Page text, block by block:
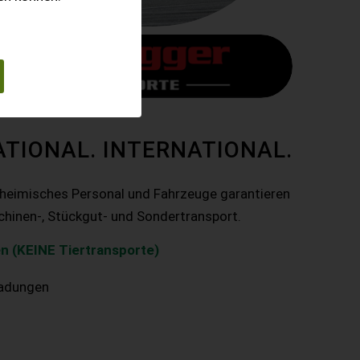
INTERNATIONAL.
Personal und Fahrzeuge garantieren
, Stückgut- und Sondertransport.
(KEINE Tiertransporte)